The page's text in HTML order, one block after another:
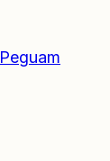
Peguam